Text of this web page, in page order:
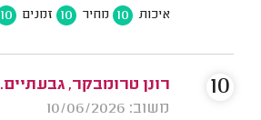
איכות 10 מחיר 10 זמנים 10
רונן טרומבקר, גבעתיים.
משוב: 10/06/2026
10